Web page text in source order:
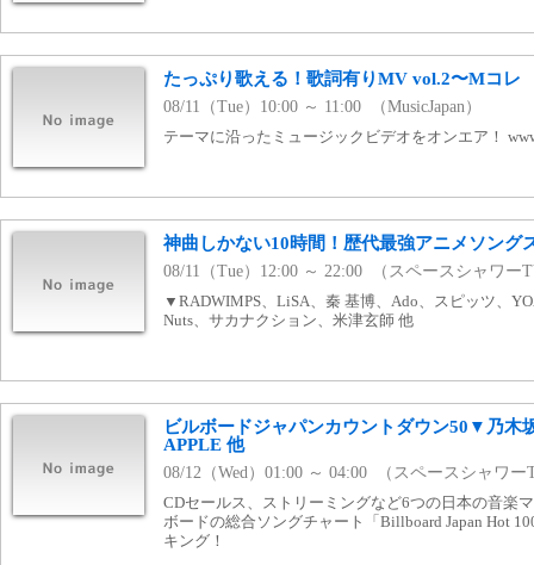
たっぷり歌える！歌詞有りMV vol.2〜Mコレ
08/11（Tue）10:00 ～ 11:00 （MusicJapan）
テーマに沿ったミュージックビデオをオンエア！
神曲しかない10時間！歴代最強アニメソング
08/11（Tue）12:00 ～ 22:00 （スペースシャワー
▼RADWIMPS、LiSA、秦 基博、Ado、スピッツ、
Nuts、サカナクション、米津玄師 他
ビルボードジャパンカウントダウン50▼乃木
APPLE 他
08/12（Wed）01:00 ～ 04:00 （スペースシャワー
CDセールス、ストリーミングなど6つの日本の音楽
ボードの総合ソングチャート「Billboard Japan Hot
キング！